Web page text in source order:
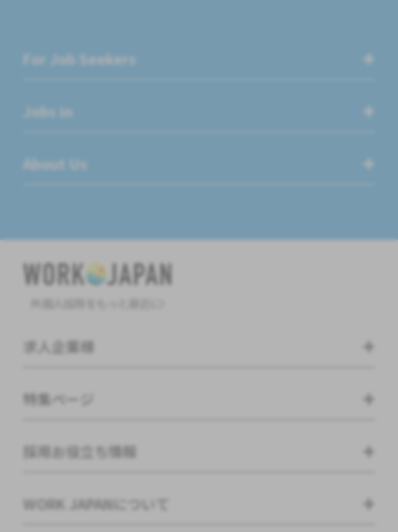
For Job Seekers
Jobs in
About Us
求人企業様
特集ページ
採用お役立ち情報
WORK JAPANについて